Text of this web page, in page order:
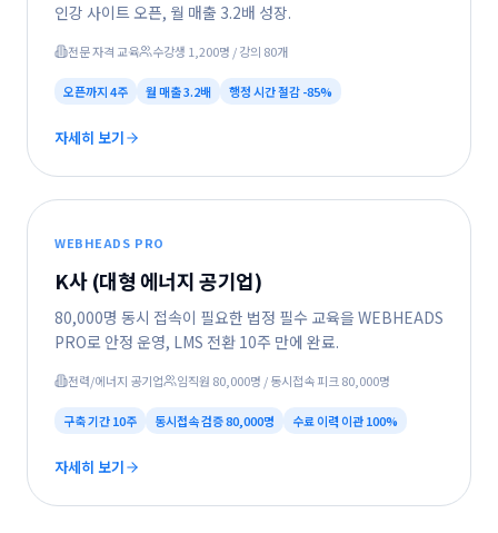
인강 사이트 오픈, 월 매출 3.2배 성장.
전문 자격 교육 수강생 1,200명 / 강의 80개
오픈까지4주 월 매출3.2배 행정 시간 절감-85%
자세히 보기
WEBHEADS PRO
K사 (대형 에너지 공기업)
80,000명 동시 접속이 필요한 법정 필수 교육을 WEBHEADS
PRO로 안정 운영, LMS 전환 10주 만에 완료.
전력/에너지 공기업 임직원 80,000명 / 동시접속 피크 80,000명
구축 기간10주 동시접속 검증80,000명 수료 이력 이관100%
자세히 보기